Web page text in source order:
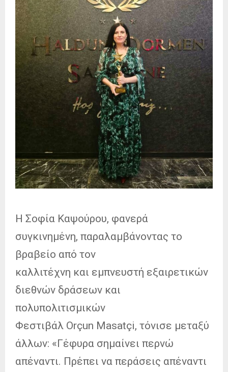
Η Σοφία Καψούρου, φανερά
συγκινημένη, παραλαμβάνοντας το
βραβείο από τον
καλλιτέχνη και εμπνευστή εξαιρετικών
διεθνών δράσεων και
πολυπολιτισμικών
Φεστιβάλ Orçun Masatçi, τόνισε μεταξύ
άλλων: «Γέφυρα σημαίνει περνώ
απέναντι. Πρέπει να περάσεις απέναντι